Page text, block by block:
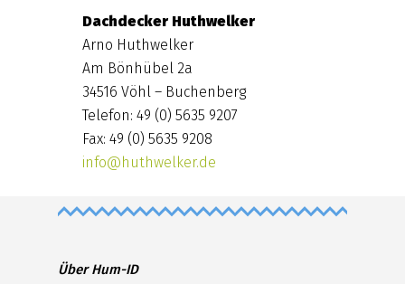
Dachdecker Huthwelker
Arno Huthwelker
Am Bönhübel 2a
34516 Vöhl – Buchenberg
Telefon: 49 (0) 5635 9207
Fax: 49 (0) 5635 9208
info@huthwelker.de
Über Hum-ID